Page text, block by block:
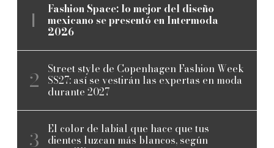
Fashion Space: lo mejor del diseño
mexicano se presentó en Intermoda
2026
Street style de Copenhagen Fashion Week
SS27: así se vestirán las expertas en moda
durante 2027
El color de labial que hace que tus
dientes luzcan más blancos, según